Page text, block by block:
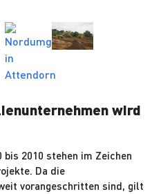
wird
bis 2010 stehen im Zeichen
Da die
vorangeschritten sind, gilt